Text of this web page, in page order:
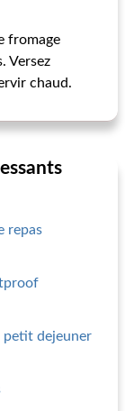
fromage
Versez
chaud.
repas
petit dejeuner